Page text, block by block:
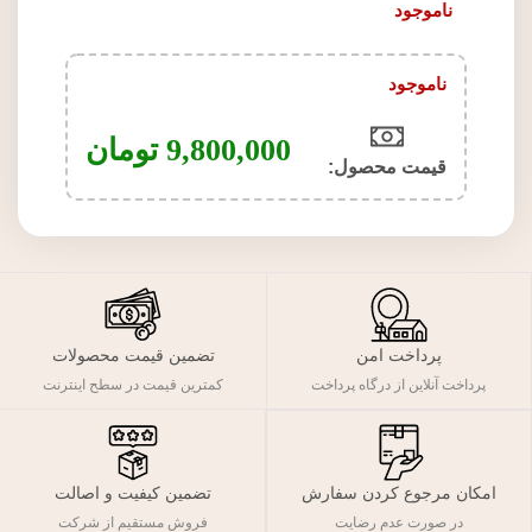
ناموجود
ناموجود
قیمت محصول:​ 9,800,000 تومان
پرداخت امن
پرداخت آنلاین از درگاه پرداخت
تضمین قیمت محصولات
کمترین قیمت در سطح اینترنت
امکان مرجوع کردن سفارش
در صورت عدم رضایت
تضمین کیفیت و اصالت
فروش مستقیم از شرکت